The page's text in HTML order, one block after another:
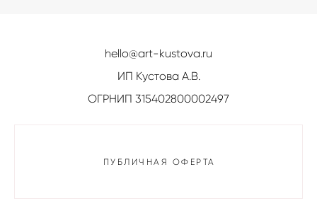
hello@art-kustova.ru
ИП Кустова А.В.
ОГРНИП 315402800002497
ПУБЛИЧНАЯ ОФЕРТА